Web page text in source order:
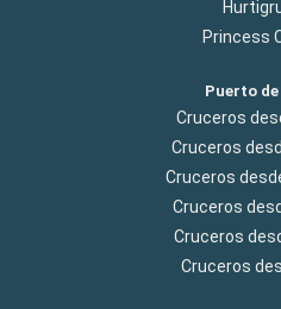
Princess
Puerto
Cruceros
Cruceros
Cruceros
Cruceros
Cruceros
Cruceros